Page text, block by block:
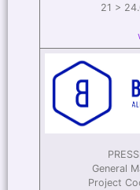
21 >
General
Project